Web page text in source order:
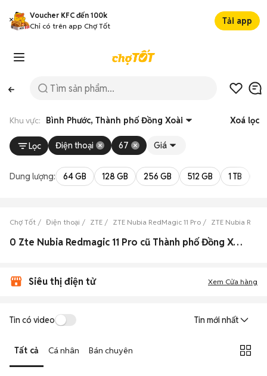
Voucher KFC đến 100k
Chỉ có trên app Chợ Tốt
Tải app
Khu vực: Bình Phước, Thành phố Đồng Xoài Xoá lọc
Lọc Điện thoại 67 Giá
Dung lượng: 64 GB 128 GB 256 GB 512 GB 1 TB
Chợ Tốt Điện thoại ZTE ZTE Nubia RedMagic 11 Pro ZTE Nubia
0 Zte Nubia Redmagic 11 Pro cũ Thành phố Đồng Xoài, Bình Phước đẹp
Siêu thị điện tử Xem Cửa hàng
Tin có video Tin mới nhất
Tất cả Cá nhân Bán chuyên